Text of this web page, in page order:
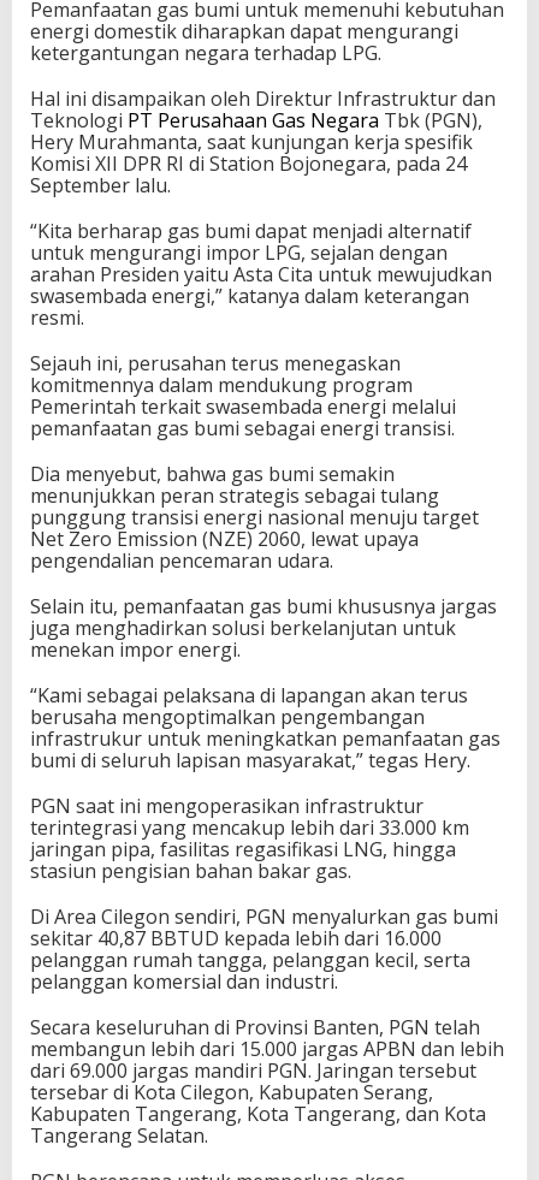
Pemanfaatan gas bumi untuk memenuhi kebutuhan
energi domestik diharapkan dapat mengurangi
ketergantungan negara terhadap LPG.
Hal ini disampaikan oleh Direktur Infrastruktur dan
Teknologi PT Perusahaan Gas Negara Tbk (PGN),
Hery Murahmanta, saat kunjungan kerja spesifik
Komisi XII DPR RI di Station Bojonegara, pada 24
September lalu.
“Kita berharap gas bumi dapat menjadi alternatif
untuk mengurangi impor LPG, sejalan dengan
arahan Presiden yaitu Asta Cita untuk mewujudkan
swasembada energi,” katanya dalam keterangan
resmi.
Sejauh ini, perusahan terus menegaskan
komitmennya dalam mendukung program
Pemerintah terkait swasembada energi melalui
pemanfaatan gas bumi sebagai energi transisi.
Dia menyebut, bahwa gas bumi semakin
menunjukkan peran strategis sebagai tulang
punggung transisi energi nasional menuju target
Net Zero Emission (NZE) 2060, lewat upaya
pengendalian pencemaran udara.
Selain itu, pemanfaatan gas bumi khususnya jargas
juga menghadirkan solusi berkelanjutan untuk
menekan impor energi.
“Kami sebagai pelaksana di lapangan akan terus
berusaha mengoptimalkan pengembangan
infrastrukur untuk meningkatkan pemanfaatan gas
bumi di seluruh lapisan masyarakat,” tegas Hery.
PGN saat ini mengoperasikan infrastruktur
terintegrasi yang mencakup lebih dari 33.000 km
jaringan pipa, fasilitas regasifikasi LNG, hingga
stasiun pengisian bahan bakar gas.
Di Area Cilegon sendiri, PGN menyalurkan gas bumi
sekitar 40,87 BBTUD kepada lebih dari 16.000
pelanggan rumah tangga, pelanggan kecil, serta
pelanggan komersial dan industri.
Secara keseluruhan di Provinsi Banten, PGN telah
membangun lebih dari 15.000 jargas APBN dan lebih
dari 69.000 jargas mandiri PGN. Jaringan tersebut
tersebar di Kota Cilegon, Kabupaten Serang,
Kabupaten Tangerang, Kota Tangerang, dan Kota
Tangerang Selatan.